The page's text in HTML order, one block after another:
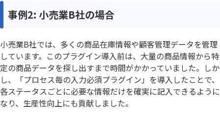
事例2: 小売業B社の場合
小売業B社では、多くの商品在庫情報や顧客管理データを管理
しています。このプラグイン導入前は、大量の商品情報から特
定の商品データを探し出すまで時間がかかっていました。しか
し、「プロセス毎の入力必須プラグイン」を導入したことで、
各ステータスごとに必要な情報だけを確実に記入できるように
なり、生産性向上にも貢献しました。